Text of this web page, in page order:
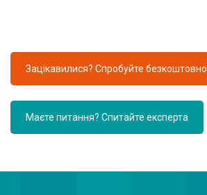
Зацікавилися? Спробуйте безкоштовно
Маєте питання? Спитайте експерта